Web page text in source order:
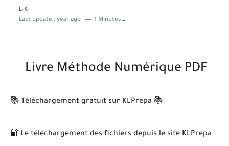
L-K
Last update : year ago 1 Minutes to read
Livre Méthode Numérique PDF
📚 Téléchargement gratuit sur KLPrepa 📚
🔐 Le téléchargement des fichiers depuis le site KLPrepa